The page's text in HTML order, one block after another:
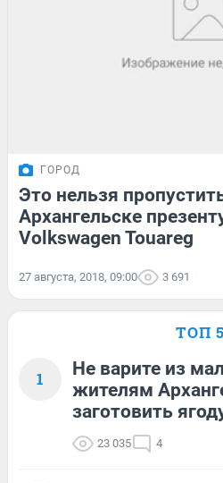
ГОРОД
Это нельзя
Архангельске
Volkswagen Touareg
27 августа, 2018, 09:00 3 691
ТОП 5
1
Не варите из
жителям
заготовить
23 035 4